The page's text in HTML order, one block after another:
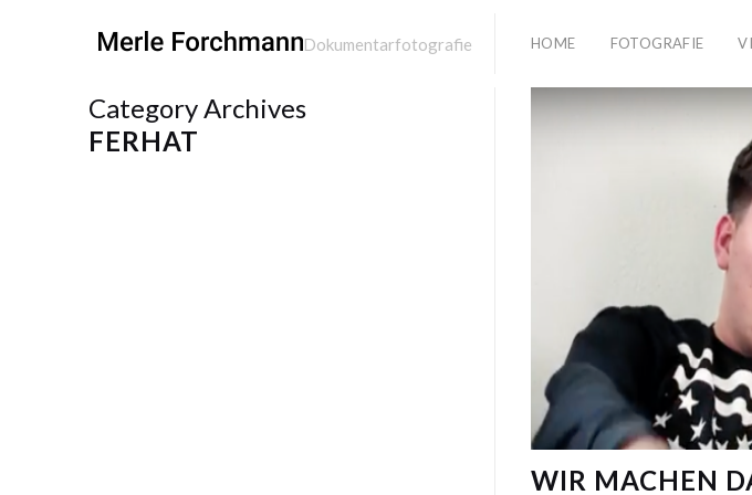
Dokumentarfotografie HOME FOTOGRAFIE
WIR MACHEN
Category Archives
FERHAT